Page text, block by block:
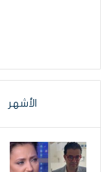
الأشهر